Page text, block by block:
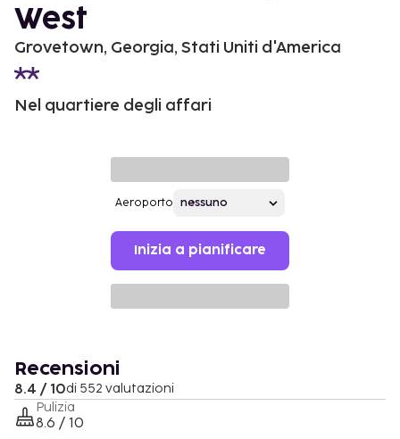
West
Grovetown, Georgia, Stati Uniti d'America
Nel quartiere degli affari
Aeroporto
Inizia a pianificare
Recensioni
8.4 / 10di 552 valutazioni
Pulizia
8.6 / 10